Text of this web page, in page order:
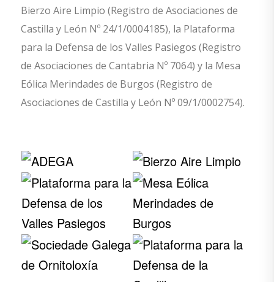
Bierzo Aire Limpio (Registro de Asociaciones de
Castilla y León Nº 24/1/0004185), la Plataforma
para la Defensa de los Valles Pasiegos (Registro
de Asociaciones de Cantabria Nº 7064) y la Mesa
Eólica Merindades de Burgos (Registro de
Asociaciones de Castilla y León Nº 09/1/0002754).